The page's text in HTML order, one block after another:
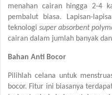
menahan cairan hingga 2-4
pembalut biasa. Lapisan-
teknologi super absorbent
cairan dalam jumlah banyak
Bahan Anti Bocor
Pilihlah celana untuk
bocor. Fitur ini biasanya